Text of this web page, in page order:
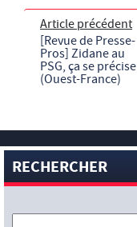
Article précédent
[Revue de Presse-
Pros] Zidane au
PSG, ça se précise
(Ouest-France)
RECHERCHER